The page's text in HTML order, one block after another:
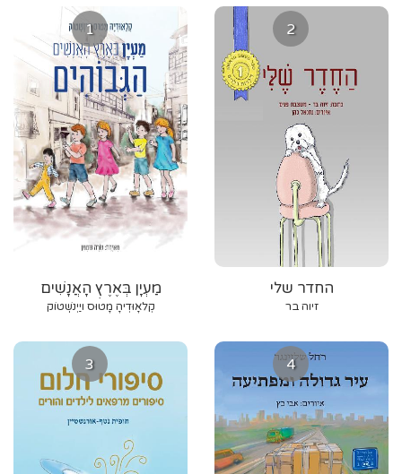
1
מַעְיָן בְּאֶרֶץ הָאֲנָשִׁים
הַגְּבוֹהִים
קְלאָוּדְיהָ מָטוּס ויַיְנשְְׁטוֹק
2
החדר שלי
זיוה בר
3 4